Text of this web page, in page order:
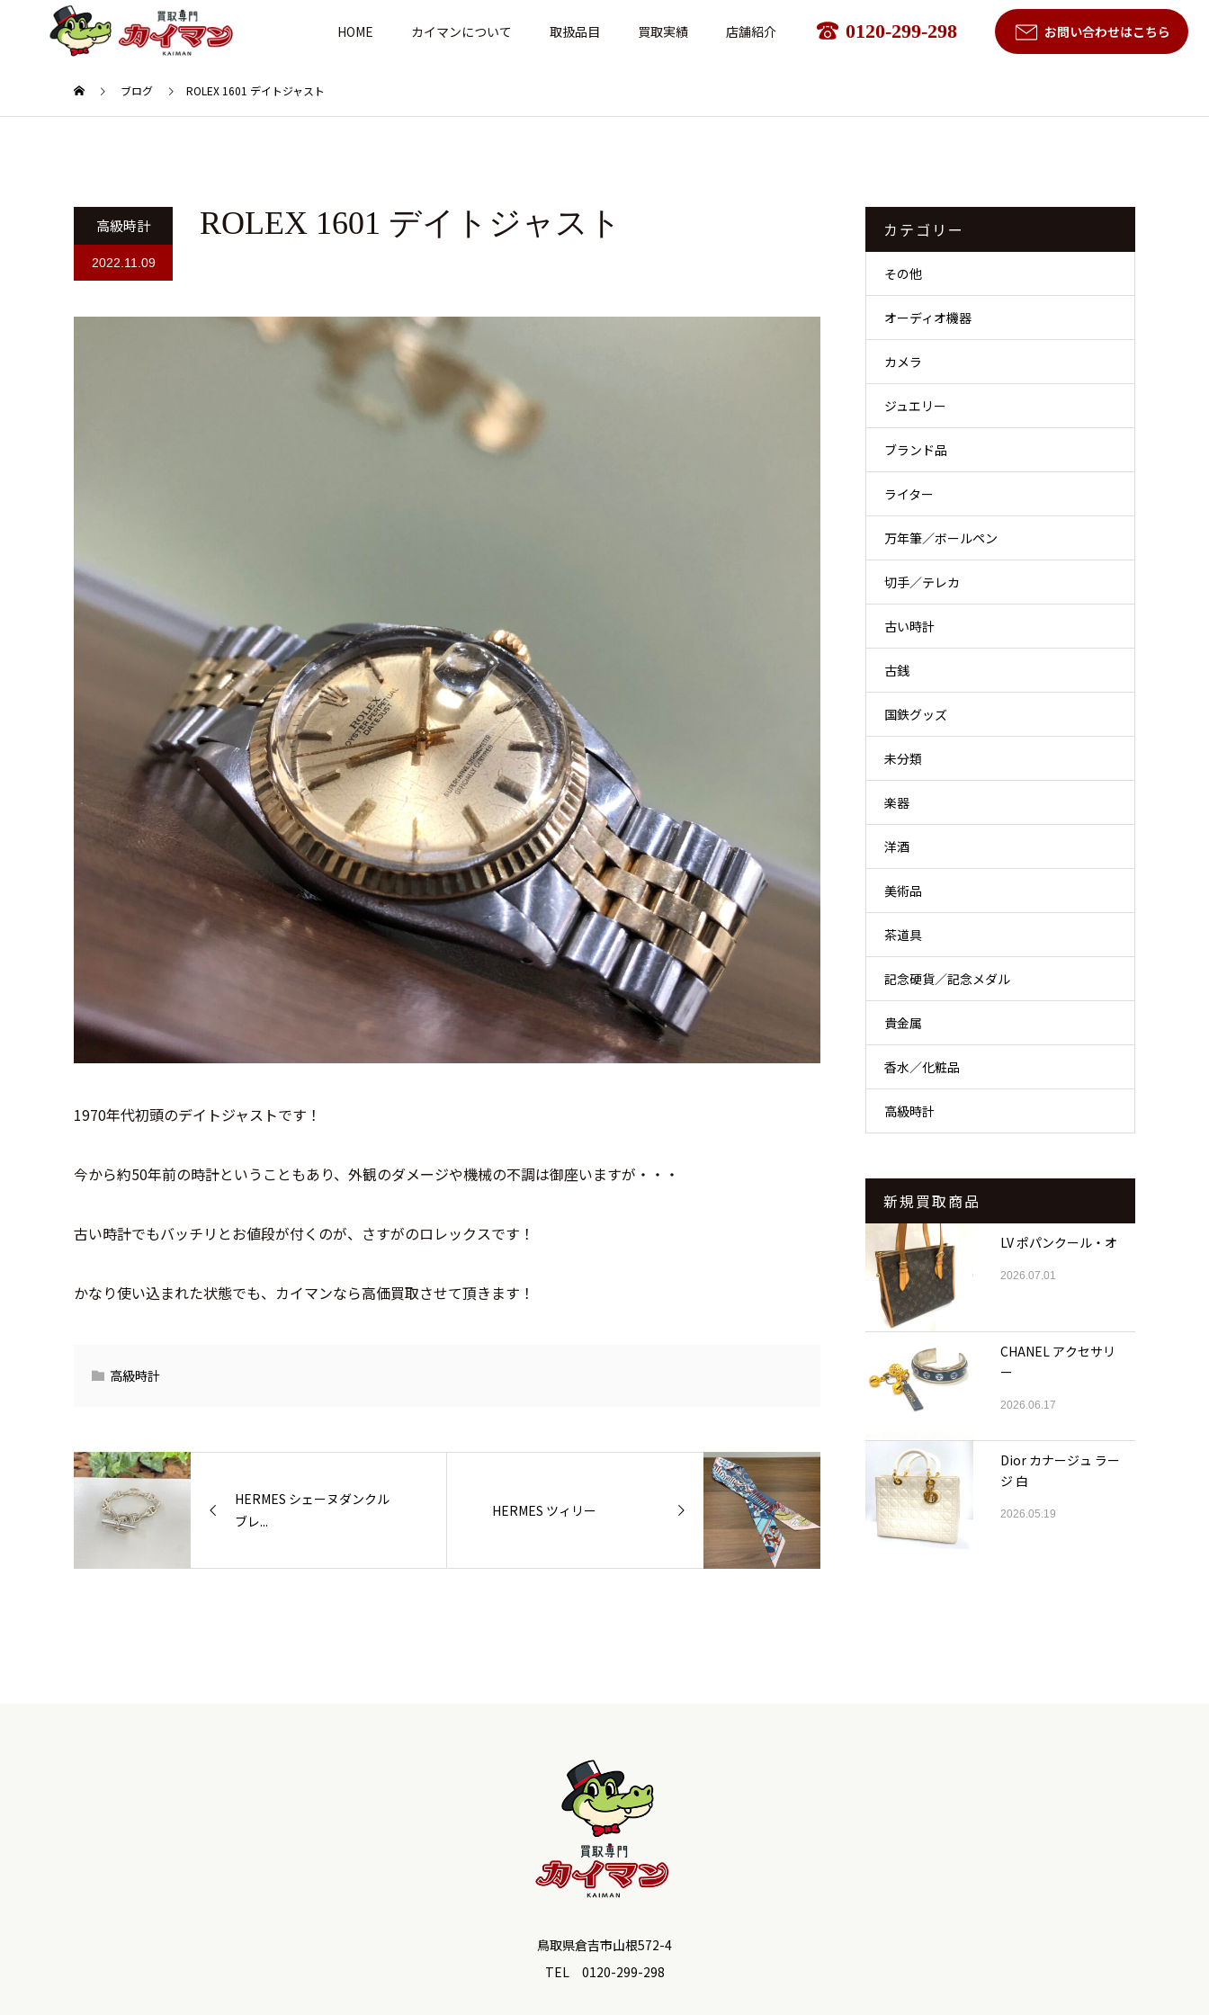
HOME カイマンについて 取扱品目 買取実績 店舗紹介 0120-299-298 お問い合わせはこちら
ブログ ROLEX 1601 デイトジャスト
高級時計
2022.11.09
ROLEX 1601 デイトジャスト
1970年代初頭のデイトジャストです！
今から約50年前の時計ということもあり、外観のダメージや機械の不調は御座いますが・・・
古い時計でもバッチリとお値段が付くのが、さすがのロレックスです！
かなり使い込まれた状態でも、カイマンなら高価買取させて頂きます！
高級時計
HERMES シェーヌダンクル
ブレ...
HERMES ツィリー
カテゴリー
その他
オーディオ機器
カメラ
ジュエリー
ブランド品
ライター
万年筆／ボールペン
切手／テレカ
古い時計
古銭
国鉄グッズ
未分類
楽器
洋酒
美術品
茶道具
記念硬貨／記念メダル
貴金属
香水／化粧品
高級時計
新規買取商品
LV ポパンクール・オ
2026.07.01
CHANEL アクセサリ
ー
2026.06.17
Dior カナージュ ラー
ジ 白
2026.05.19
鳥取県倉吉市山根572-4
TEL 0120-299-298